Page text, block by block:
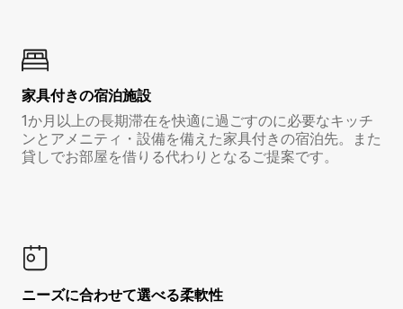
家具付き⁠の宿⁠泊⁠施⁠設
1か月以上の長期滞在を快適に過ごすのに必要なキッチ
ンとアメニティ・設備を備えた家具付きの宿泊先。また
貸しでお部屋を借りる代わりとなるご提案です。
ニーズに合わせて選べる柔軟性